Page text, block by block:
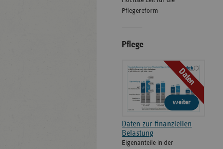
Pflegereform
Pflege
Daten
weiter
Daten zur finanziellen
Belastung
Eigenanteile in der